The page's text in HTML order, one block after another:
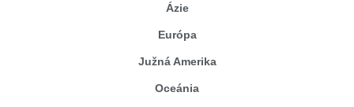
Ázie
Európa
Južná Amerika
Oceánia